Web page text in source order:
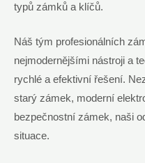
typů zámků a klíčů.
Náš tým profesionálních
nejmodernějšími nástroji a
rychlé a efektivní řešení.
starý zámek, moderní
bezpečnostní zámek, naši
situace.